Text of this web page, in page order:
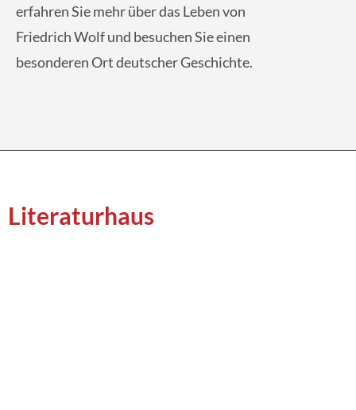
erfahren Sie mehr über das Leben von
Friedrich Wolf und besuchen Sie einen
besonderen Ort deutscher Geschichte.
Literaturhaus